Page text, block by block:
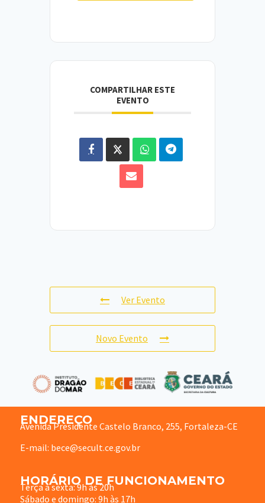
COMPARTILHAR ESTE
EVENTO
Ver Evento
Novo Evento
ENDEREÇO
Avenida Presidente Castelo Branco, 255, Fortaleza-CE
E-mail: bece@secult.ce.gov.br
HORÁRIO DE FUNCIONAMENTO
Terça à sexta: 9h às 20h
Sábado e domingo: 9h às 17h